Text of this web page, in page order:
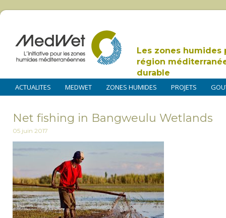
Les zones humides
région
durable
ACTUALITES MEDWET ZONES HUMIDES PROJETS
Net fishing in Bangweulu Wetlands
05 juin 2017